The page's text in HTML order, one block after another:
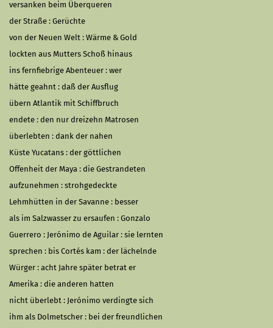
versanken beim Überqueren
der Straße : Gerüchte
von der Neuen Welt : Wärme & Gold
lockten aus Mutters Schoß hinaus
ins fernfiebrige Abenteuer : wer
hätte geahnt : daß der Ausflug
übern Atlantik mit Schiffbruch
endete : den nur dreizehn Matrosen
überlebten : dank der nahen
Küste Yucatans : der göttlichen
Offenheit der Maya : die Gestrandeten
aufzunehmen : strohgedeckte
Lehmhütten in der Savanne : besser
als im Salzwasser zu ersaufen : Gonzalo
Guerrero : Jerónimo de Aguilar : sie lernten
sprechen : bis Cortés kam : der lächelnde
Würger : acht Jahre später betrat er
Amerika : die anderen hatten
nicht überlebt : Jerónimo verdingte sich
ihm als Dolmetscher : bei der freundlichen